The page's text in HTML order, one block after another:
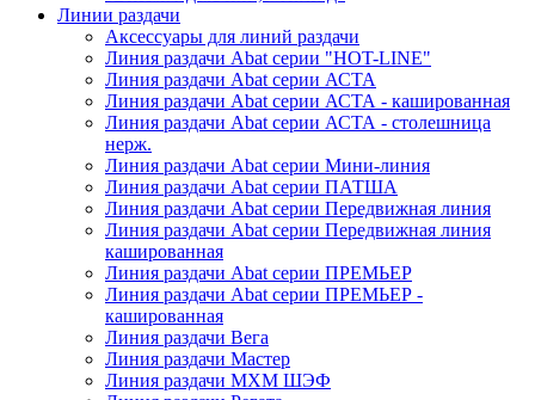
Линии раздачи
Аксессуары для линий раздачи
Линия раздачи Abat серии "HOT-LINE"
Линия раздачи Abat серии АСТА
Линия раздачи Abat серии АСТА - кашированная
Линия раздачи Abat серии АСТА - столешница
нерж.
Линия раздачи Abat серии Мини-линия
Линия раздачи Abat серии ПАТША
Линия раздачи Abat серии Передвижная линия
Линия раздачи Abat серии Передвижная линия
кашированная
Линия раздачи Abat серии ПРЕМЬЕР
Линия раздачи Abat серии ПРЕМЬЕР -
кашированная
Линия раздачи Вега
Линия раздачи Мастер
Линия раздачи МХМ ШЭФ